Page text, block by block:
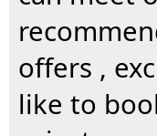
offers ,
like to